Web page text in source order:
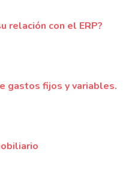
relación con el ERP?
gastos fijos y variables.